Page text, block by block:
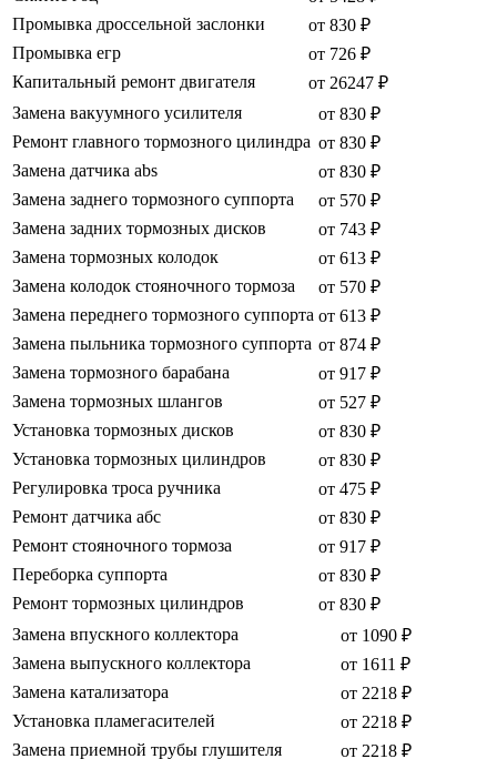
Промывка дроссельной заслонки
от 830 ₽
Промывка егр
от 726 ₽
Капитальный ремонт двигателя
от 26247 ₽
Замена вакуумного усилителя
от 830 ₽
Ремонт главного тормозного цилиндра от 830 ₽
Замена датчика abs
от 830 ₽
Замена заднего тормозного суппорта
от 570 ₽
Замена задних тормозных дисков
от 743 ₽
Замена тормозных колодок
от 613 ₽
Замена колодок стояночного тормоза
от 570 ₽
Замена переднего тормозного суппорта от 613 ₽
Замена пыльника тормозного суппорта от 874 ₽
Замена тормозного барабана
от 917 ₽
Замена тормозных шлангов
от 527 ₽
Установка тормозных дисков
от 830 ₽
Установка тормозных цилиндров
от 830 ₽
Регулировка троса ручника
от 475 ₽
Ремонт датчика абс
от 830 ₽
Ремонт стояночного тормоза
от 917 ₽
Переборка суппорта
от 830 ₽
Ремонт тормозных цилиндров
от 830 ₽
Замена впускного коллектора
от 1090 ₽
Замена выпускного коллектора
от 1611 ₽
Замена катализатора
от 2218 ₽
Установка пламегасителей
от 2218 ₽
Замена приемной трубы глушителя
от 2218 ₽